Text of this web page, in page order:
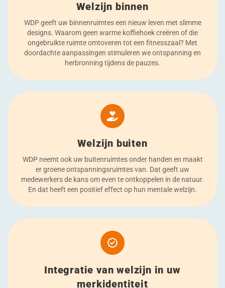
Welzijn binnen
WDP geeft uw binnenruimtes een nieuw leven met slimme
designs. Waarom geen warme koffiehoek creëren of die
ongebruikte ruimte omtoveren tot een fitnesszaal? Met
doordachte aanpassingen stimuleren we ontspanning en
herbronning tijdens de pauzes.
Welzijn buiten
WDP neemt ook uw buitenruimtes onder handen en maakt
er groene ontspanningsruimtes van. Dat geeft uw
medewerkers de kans om even te ontkoppelen in de natuur.
En dat heeft een positief effect op hun mentale welzijn.
Integratie van welzijn in uw
merkidentiteit